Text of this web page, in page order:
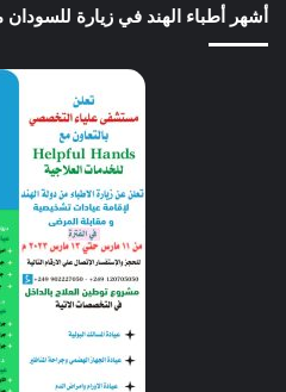
أشهر أطباء الهند في زيارة